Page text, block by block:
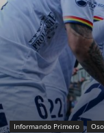
Informando Primero